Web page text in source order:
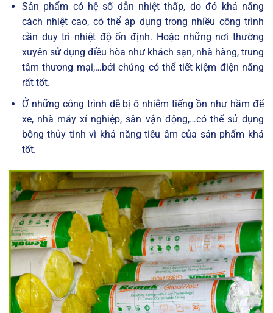
Sản phẩm có hệ số dẫn nhiệt thấp, do đó khả năng
cách nhiệt cao, có thể áp dụng trong nhiều công trình
cần duy trì nhiệt độ ổn định. Hoặc những nơi thường
xuyên sử dụng điều hòa như khách sạn, nhà hàng, trung
tâm thương mại,…bởi chúng có thể tiết kiệm điện năng
rất tốt.
Ở những công trình dễ bị ô nhiễm tiếng ồn như hầm để
xe, nhà máy xí nghiệp, sân vận động,…có thể sử dụng
bông thủy tinh vì khả năng tiêu âm của sản phẩm khá
tốt.